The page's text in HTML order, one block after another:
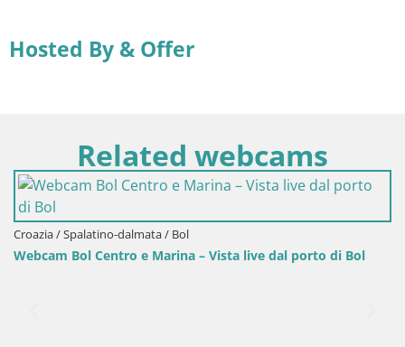
Hosted By & Offer
Related webcams
– Vista live dal porto di Bol